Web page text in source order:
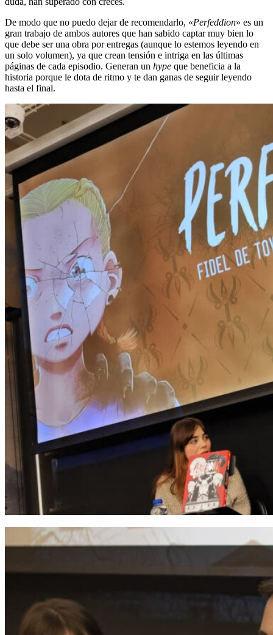
De modo que no puedo dejar de recomendarlo, «Perfeddion» es un
gran trabajo de ambos autores que han sabido captar muy bien lo
que debe ser una obra por entregas (aunque lo estemos leyendo en
un solo volumen), ya que crean tensión e intriga en las últimas
páginas de cada episodio. Generan un hype que beneficia a la
historia porque le dota de ritmo y te dan ganas de seguir leyendo
hasta el final.